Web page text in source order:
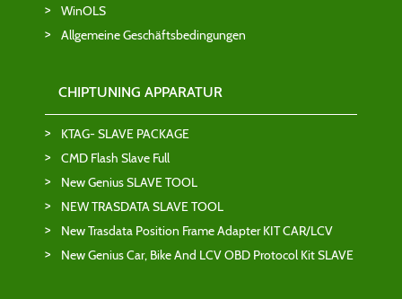
WinOLS
Allgemeine Geschäftsbedingungen
CHIPTUNING APPARATUR
KTAG- SLAVE PACKAGE
CMD Flash Slave Full
New Genius SLAVE TOOL
NEW TRASDATA SLAVE TOOL
New Trasdata Position Frame Adapter KIT CAR/LCV
New Genius Car, Bike And LCV OBD Protocol Kit SLAVE